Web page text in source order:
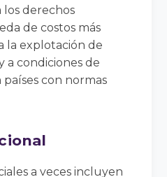
los derechos
de costos más
la explotación de
a condiciones de
con normas
a veces incluyen